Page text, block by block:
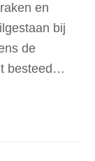
en
bij
de
besteed…